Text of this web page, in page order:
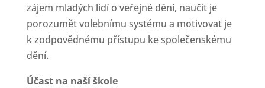
zájem mladých lidí o veřejné dění, naučit je
porozumět volebnímu systému a motivovat je
k zodpovědnému přístupu ke společenskému
dění.
Účast na naší škole